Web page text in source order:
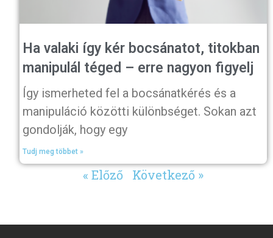
Ha valaki így kér bocsánatot, titokban
manipulál téged – erre nagyon figyelj
Így ismerheted fel a bocsánatkérés és a
manipuláció közötti különbséget. Sokan azt
gondolják, hogy egy
Tudj meg többet »
« Előző Következő »